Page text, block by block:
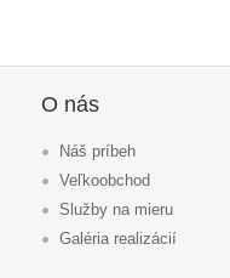
O nás
Náš príbeh
Veľkoobchod
Služby na mieru
Galéria realizácií